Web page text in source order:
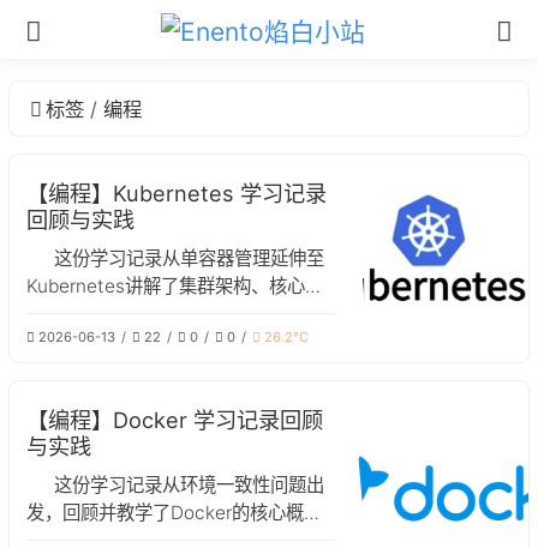
标签 编程
【编程】Kubernetes 学习记录
回顾与实践
这份学习记录从单容器管理延伸至
Kubernetes讲解了集群架构、核心概
2026-06-13 22 0 0 26.2℃
【编程】Docker 学习记录回顾
与实践
这份学习记录从环境一致性问题出
发，回顾并教学了Docker的核心概